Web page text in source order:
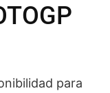
para